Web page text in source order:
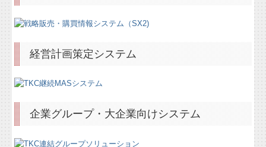
経営計画策定システム
企業グループ・大企業向けシステム